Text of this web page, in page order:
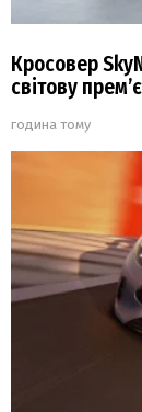
Кросовер
світову
година тому